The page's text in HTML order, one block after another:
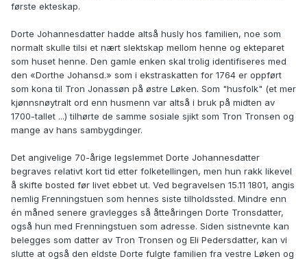
første ekteskap.
Dorte Johannesdatter hadde altså husly hos familien, noe som
normalt skulle tilsi et nært slektskap mellom henne og ekteparet
som huset henne. Den gamle enken skal trolig identifiseres med
den «Dorthe Johansd.» som i ekstraskatten for 1764 er oppført
som kona til Tron Jonassøn på østre Løken. Som "husfolk" (et mer
kjønnsnøytralt ord enn husmenn var altså i bruk på midten av
1700-tallet ...) tilhørte de samme sosiale sjikt som Tron Tronsen og
mange av hans sambygdinger.
Det angivelige 70-årige legslemmet Dorte Johannesdatter
begraves relativt kort tid etter folketellingen, men hun rakk likevel
å skifte bosted før livet ebbet ut. Ved begravelsen 15.11 1801, angis
nemlig Frenningstuen som hennes siste tilholdssted. Mindre enn
én måned senere gravlegges så åtteåringen Dorte Tronsdatter,
også hun med Frenningstuen som adresse. Siden sistnevnte kan
belegges som datter av Tron Tronsen og Eli Pedersdatter, kan vi
slutte at også den eldste Dorte fulgte familien fra vestre Løken og